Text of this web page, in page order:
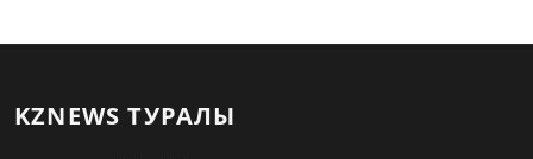
KZNEWS ТУРАЛЫ